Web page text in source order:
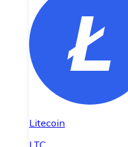
Litecoin
LTC